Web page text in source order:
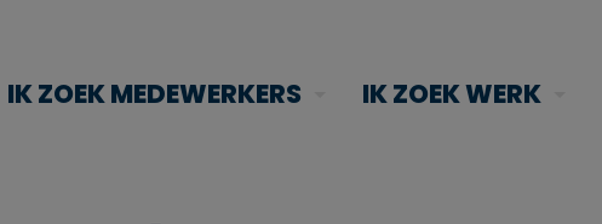
IK ZOEK MEDEWERKERS IK ZOEK WERK